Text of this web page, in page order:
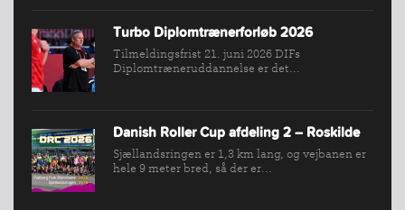
VÆRKTØJSKASSEN
KONKURRENCER
Turbo Diplomtrænerforløb 2026
Tilmeldingsfrist 21. juni 2026 DIFs
Diplomtræneruddannelse er det...
Danish Roller Cup afdeling 2 – Roskilde
Sjællandsringen er 1,3 km lang, og vejbanen er
hele 9 meter bred, så der er...